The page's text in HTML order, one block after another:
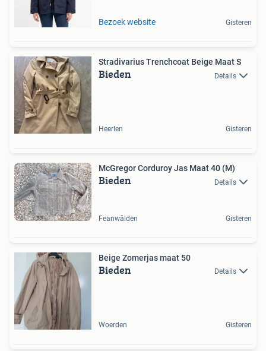
Bezoek website Gisteren
Stradivarius Trenchcoat Beige Maat S
Bieden Details
Heerlen Gisteren
McGregor Corduroy Jas Maat 40 (M)
Bieden Details
Feanwâlden Gisteren
Beige Zomerjas maat 50
Bieden Details
Woerden Gisteren